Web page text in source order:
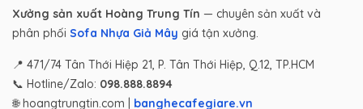
Xưởng sản xuất Hoàng Trung Tín — chuyên sản xuất và
phân phối Sofa Nhựa Giả Mây giá tận xưởng.
📍 471/74 Tân Thới Hiệp 21, P. Tân Thới Hiệp, Q.12, TP.HCM
📞 Hotline/Zalo: 098.888.8894
🌐 hoangtrungtin.com | banghecafegiare.vn